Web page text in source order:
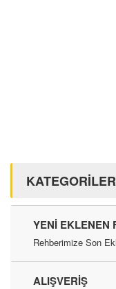
KATEGORİLER
YENI EKLENEN
Rehberimize Son
ALIŞVERİŞ